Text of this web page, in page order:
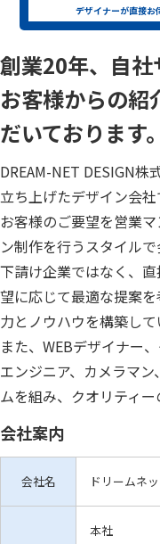
デザイナーが直接お
創業20年、自社
お客様からの紹
だいております。
DREAM-NET DESIGN
立ち上げたデザイン会社
お客様のご要望を営業
ン制作を行うスタイル
下請け企業ではなく、
望に応じて最適な提案
力とノウハウを構築して
また、WEBデザイナー
エンジニア、カメラマ
ムを組み、クオリティー
会社案内
会社名 ドリームネ
本社